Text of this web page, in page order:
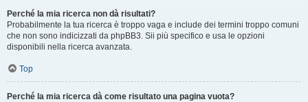
Perché la mia ricerca non dà risultati?
Probabilmente la tua ricerca è troppo vaga e include dei termini troppo comuni
che non sono indicizzati da phpBB3. Sii più specifico e usa le opzioni
disponibili nella ricerca avanzata.
Top
Perché la mia ricerca dà come risultato una pagina vuota?